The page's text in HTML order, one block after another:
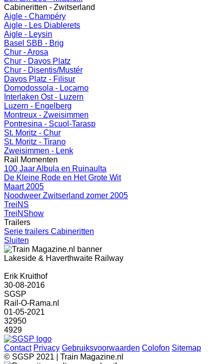
Cabineritten - Zwitserland
Aigle - Champéry
Aigle - Les Diablerets
Aigle - Leysin
Basel SBB - Brig
Chur - Arosa
Chur - Davos Platz
Chur - Disentis/Mustér
Davos Platz - Filisur
Domodossola - Locarno
Interlaken Ost - Luzern
Luzern - Engelberg
Montreux - Zweisimmen
Pontresina - Scuol-Tarasp
St. Moritz - Chur
St. Moritz - Tirano
Zweisimmen - Lenk
Rail Momenten
100 Jaar Albula en Ruinaulta
De Kleine Rode en Het Grote Wit
Maart 2005
Noodweer Zwitserland zomer 2005
TreiNS
TreiNShow
Trailers
Serie trailers Cabineritten
Sluiten
Lakeside & Haverthwaite Railway
Erik Kruithof
30-08-2016
SGSP
Rail-O-Rama.nl
01-05-2021
32950
4929
Contact Privacy Gebruiksvoorwaarden Colofon Sitemap
© SGSP 2021 | Train Magazine.nl